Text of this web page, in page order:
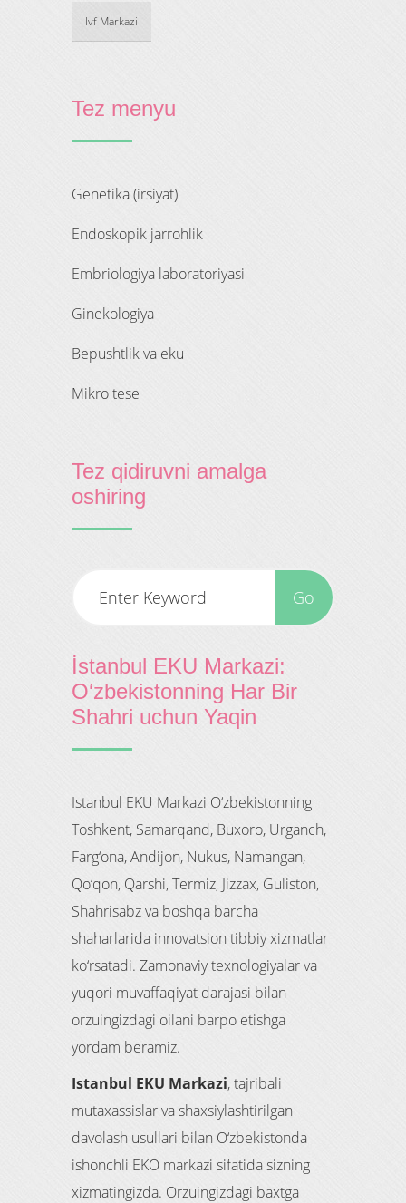
Ivf Markazi
Tez menyu
genetika (irsiyat)
endoskopik jarrohlik
embriologiya laboratoriyasi
ginekologiya
bepushtlik va eku
mikro tese
Tez qidiruvni amalga
oshiring
İstanbul EKU Markazi:
O‘zbekistonning Har Bir
Shahri uchun Yaqin
Istanbul EKU Markazi O‘zbekistonning
Toshkent, Samarqand, Buxoro, Urganch,
Farg‘ona, Andijon, Nukus, Namangan,
Qo‘qon, Qarshi, Termiz, Jizzax, Guliston,
Shahrisabz va boshqa barcha
shaharlarida innovatsion tibbiy xizmatlar
ko‘rsatadi. Zamonaviy texnologiyalar va
yuqori muvaffaqiyat darajasi bilan
orzuingizdagi oilani barpo etishga
yordam beramiz.
Istanbul EKU Markazi, tajribali
mutaxassislar va shaxsiylashtirilgan
davolash usullari bilan O‘zbekistonda
ishonchli EKO markazi sifatida sizning
xizmatingizda. Orzuingizdagi baxtga